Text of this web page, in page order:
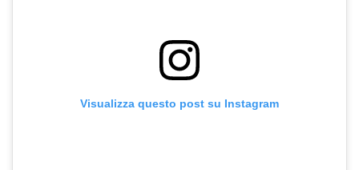
Visualizza questo post su Instagram